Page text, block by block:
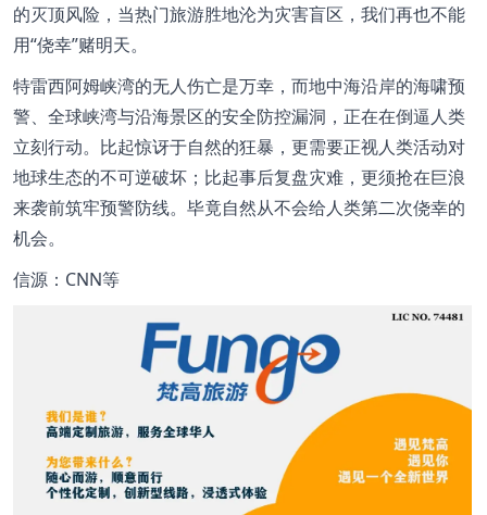
的灭顶风险，当热门旅游胜地沦为灾害盲区，我们再也不能
用“侥幸”赌明天。
特雷西阿姆峡湾的无人伤亡是万幸，而地中海沿岸的海啸预
警、全球峡湾与沿海景区的安全防控漏洞，正在在倒逼人类
立刻行动。比起惊讶于自然的狂暴，更需要正视人类活动对
地球生态的不可逆破坏；比起事后复盘灾难，更须抢在巨浪
来袭前筑牢预警防线。毕竟自然从不会给人类第二次侥幸的
机会。
信源：CNN等